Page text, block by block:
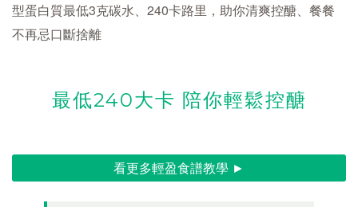
型蛋白質最低3克碳水、240卡路里，助你清爽控醣、餐餐
不再忌口斷捨離
最低240大卡 陪你輕鬆控醣
看更多輕盈食譜教學 ►